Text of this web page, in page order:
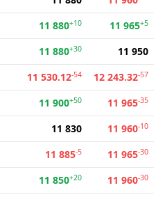
11 880+10 11 965+5
11 880+30
11 950
11 530.12-54 12 243.32-57
11 900+50 11 965-35
11 830 11 960-10
11 885-5 11 965-30
11 850+20 11 960-30